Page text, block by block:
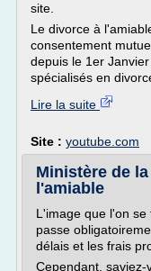
site.
Le divorce à
consentement
depuis le 1er
spécialisés en
Lire la suite
Site : youtube.com
Ministère de
l'amiable
L'image que l'on
passe
délais et les frais
Cependant, saviez-